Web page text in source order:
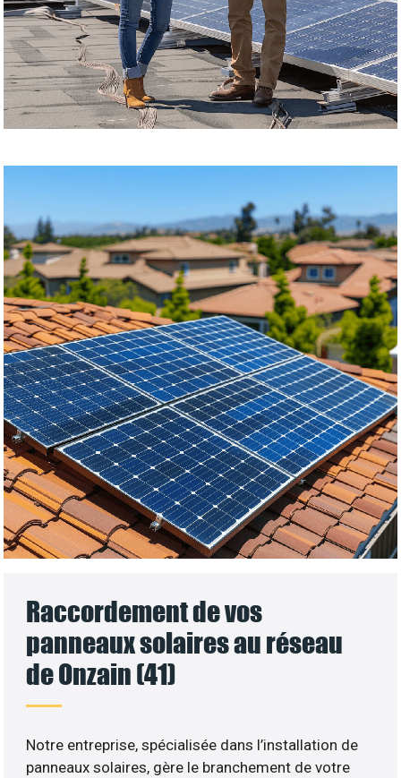
Raccordement de vos
panneaux solaires au réseau
de Onzain (41)
Notre entreprise, spécialisée dans l’installation de
panneaux solaires, gère le branchement de votre